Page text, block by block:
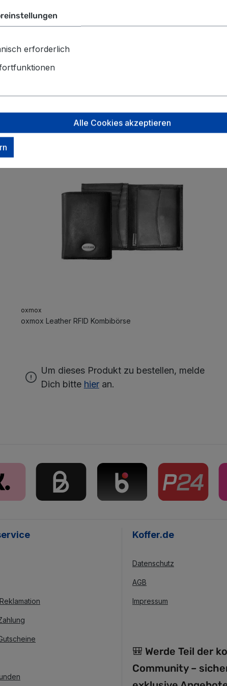
weichem Griff, dabei wasserfest und unglaublich
oxmox
oxmox Leather RFID Kombibörse
Um dieses Produkt zu bestellen, melde
Dich bitte hieran.
Koffer.de
Datenschutz
AGB
Impressum
🎒 Werde Teil der
Community –
erforderlich
Alle Cookies akzeptieren